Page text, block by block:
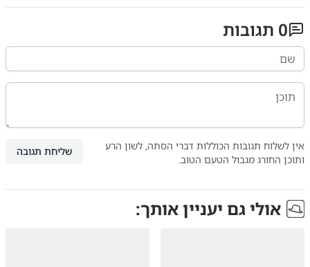
0 תגובות
אין לשלוח תגובות הכוללות דברי הסתה, לשון הרע
ותוכן החורג מגבול הטעם הטוב.
שליחת תגובה
אולי גם יעניין אותך: